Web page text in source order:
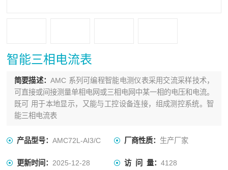
智能三相电流表
简要描述：AMC 系列可编程智能电测仪表采用交流采样技术，
可直接或间接测量单相电网或三相电网中某一相的电压和电流。
既可 用于本地显示，又能与工控设备连接，组成测控系统。智
能三相电流表
产品型号：AMC72L-AI3/C 厂商性质： 生产厂家
更新时间：2025-12-28 访 问 量： 4128